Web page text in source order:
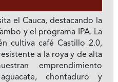
el Cauca, destacando la
y el programa IPA. La
cultiva café Castillo 2.0,
a la roya y de alta
emprendimiento
chontaduro y